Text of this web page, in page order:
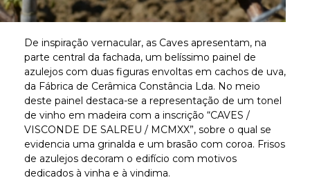
De inspiração vernacular, as Caves apresentam, na
parte central da fachada, um belíssimo painel de
azulejos com duas figuras envoltas em cachos de uva,
da Fábrica de Cerâmica Constância Lda. No meio
deste painel destaca-se a representação de um tonel
de vinho em madeira com a inscrição “CAVES /
VISCONDE DE SALREU / MCMXX”, sobre o qual se
evidencia uma grinalda e um brasão com coroa. Frisos
de azulejos decoram o edifício com motivos
dedicados à vinha e à vindima.